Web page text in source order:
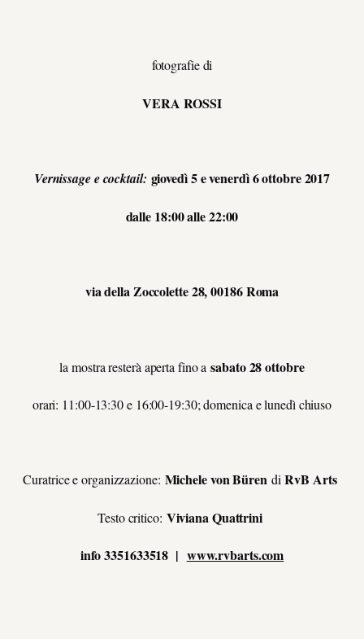
fotografie di
VERA ROSSI
Vernissage e cocktail: giovedì 5 e venerdì 6 ottobre 2017
dalle 18:00 alle 22:00
via della Zoccolette 28, 00186 Roma
la mostra resterà aperta fino a sabato 28 ottobre
orari: 11:00-13:30 e 16:00-19:30; domenica e lunedì chiuso
Curatrice e organizzazione: Michele von Büren diRvB Arts
Testo critico: Viviana Quattrini
info 3351633518 | www.rvbarts.com